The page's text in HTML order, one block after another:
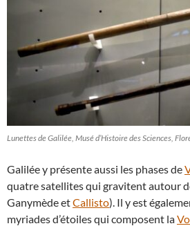
Lunettes de Galilée, Musé d’Histoire des Sciences,
Galilée y présente aussi les phases de
quatre satellites qui gravitent autour
Ganymède etCallisto). Il y est
myriades d’étoiles qui composent la